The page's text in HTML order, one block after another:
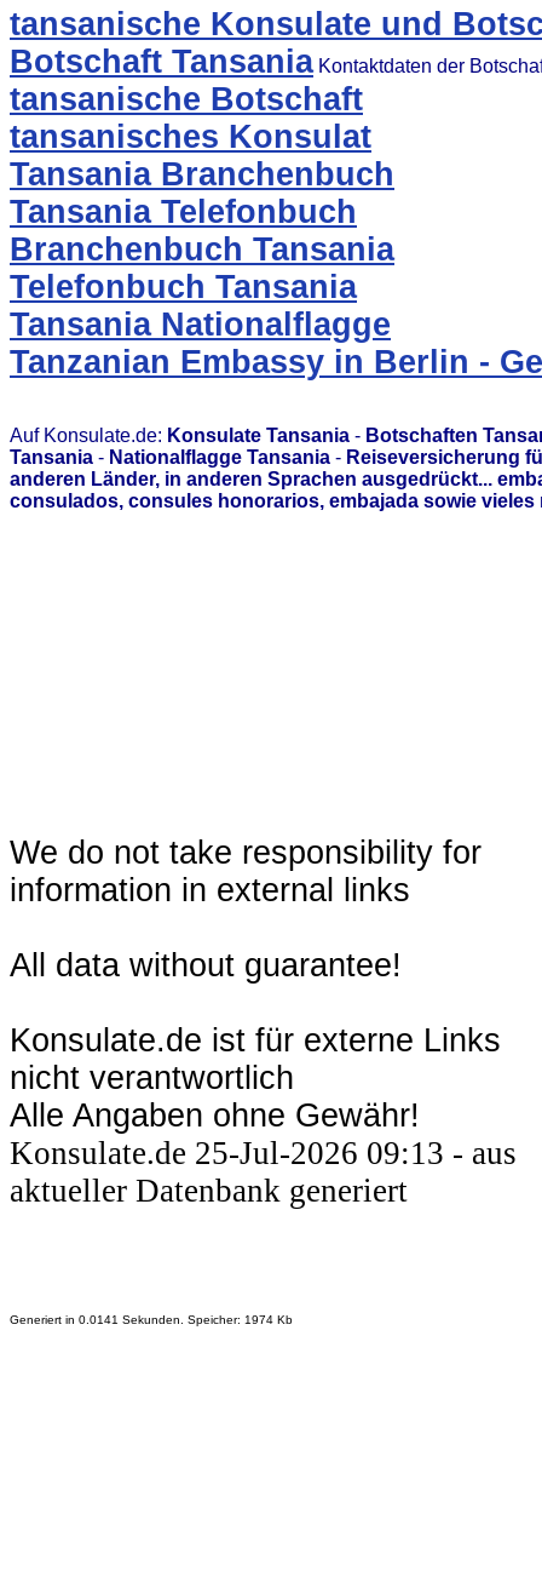
tansanische Konsulate und
Botschaft TansaniaKontaktdaten der
tansanische Botschaft
tansanisches Konsulat
Tansania Branchenbuch
Tansania Telefonbuch
Branchenbuch Tansania
Telefonbuch Tansania
Tansania Nationalflagge
Tanzanian Embassy in Berlin -
Auf Konsulate.de: Konsulate Tansania - Botschaften
Tansania - Nationalflagge Tansania - Reiseversicherung
anderen Länder, in anderen Sprachen ausgedrückt...
consulados, consules honorarios, embajada sowie vieles
We do not take responsibility for
information in external links
All data without guarantee!
Konsulate.de ist für externe Links
nicht verantwortlich
Alle Angaben ohne Gewähr!
Konsulate.de 25-Jul-2026 09:13 - aus
aktueller Datenbank generiert
Generiert in 0.0141 Sekunden. Speicher: 1974 Kb